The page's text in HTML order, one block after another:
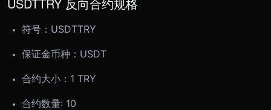
符号： USDTTRY
保证金币种：USDT
合约大小： 1 TRY
合约数量: 10